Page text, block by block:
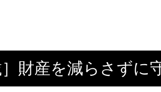
］財産を減らさず